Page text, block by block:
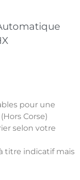
pour une
Corse)
selon votre
titre indicatif mais